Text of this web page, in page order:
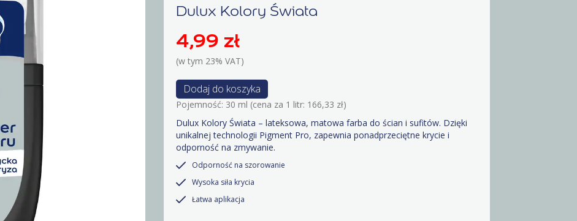
Dulux Kolory Świata
4,99 zł
(w tym 23% VAT)
Dodaj do koszyka
Pojemność: 30 ml (cena za 1 litr: 166,33 zł)
Dulux Kolory Świata – lateksowa, matowa farba do ścian i sufitów. Dzięki
unikalnej technologii Pigment Pro, zapewnia ponadprzeciętne krycie i
odporność na zmywanie.
Odporność na szorowanie
Wysoka siła krycia
Łatwa aplikacja